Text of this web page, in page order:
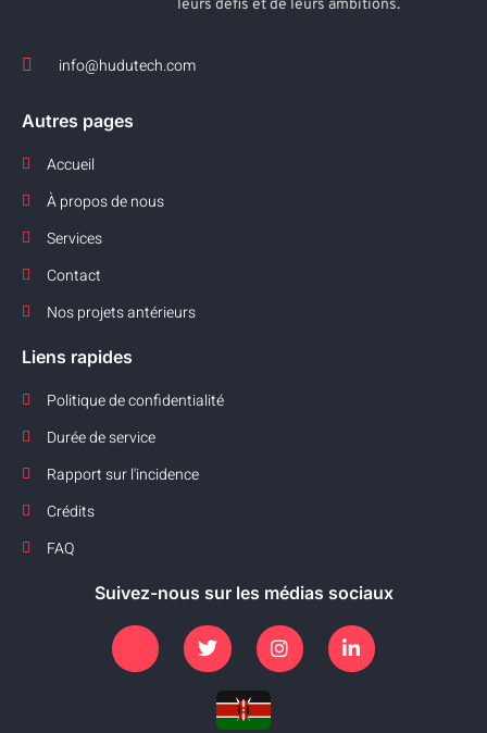
leurs défis et de leurs ambitions.
info@hudutech.com
Autres pages
Accueil
À propos de nous
Services
Contact
Nos projets antérieurs
Liens rapides
Politique de confidentialité
Durée de service
Rapport sur l'incidence
Crédits
FAQ
Suivez-nous sur les médias sociaux